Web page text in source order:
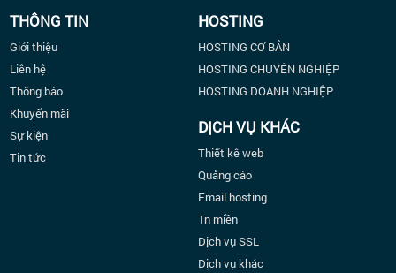
THÔNG TIN
Giới thiệu
Liên hệ
Thông báo
Khuyến mãi
Sự kiện
Tin tức
HOSTING
HOSTING CƠ BẢN
HOSTING CHUYÊN NGHIỆP
HOSTING DOANH NGHIỆP
DỊCH VỤ KHÁC
Thiết kê web
Quảng cáo
Email hosting
Tn miền
Dịch vụ SSL
Dịch vụ khác